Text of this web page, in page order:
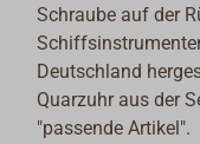
Schraube auf der
Deutschland
Quarzuhr aus der
"passende Artikel".